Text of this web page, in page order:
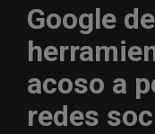
Google
acoso a
redes